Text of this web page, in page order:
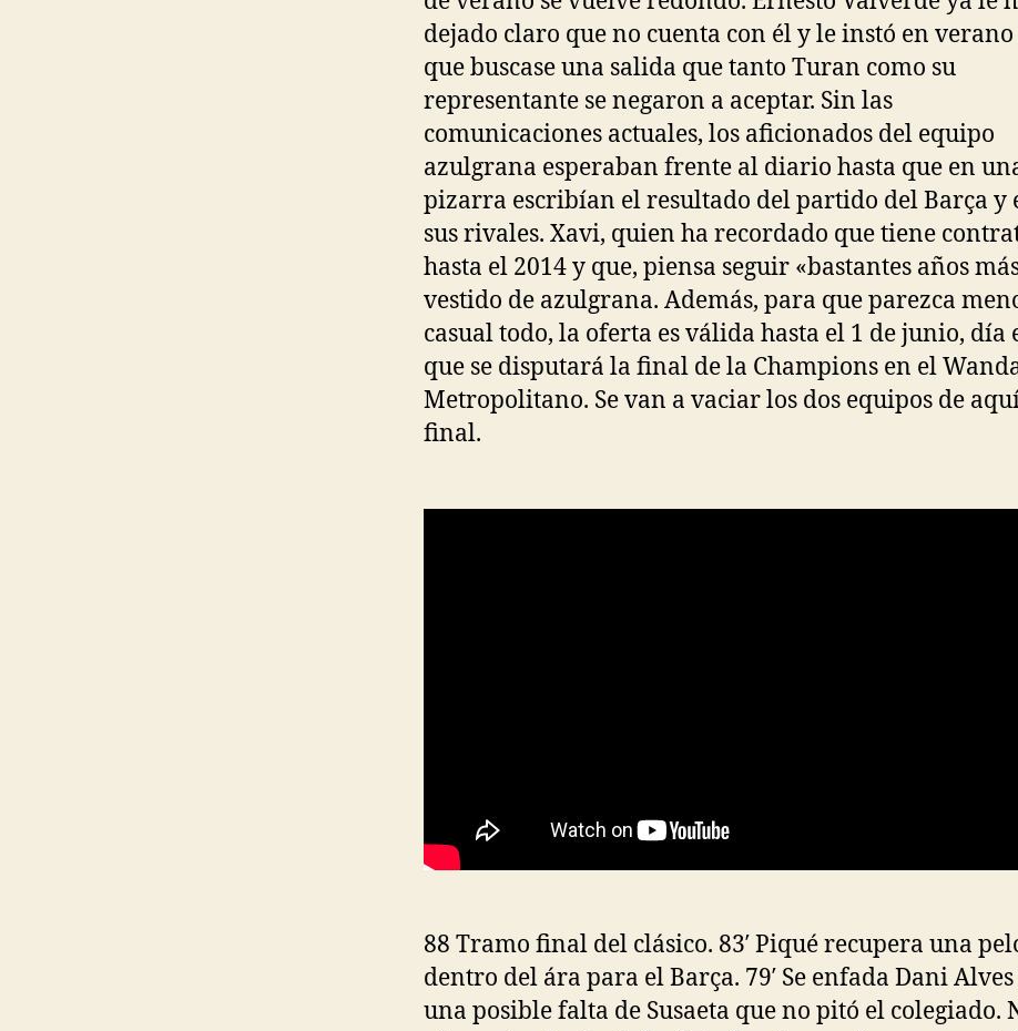
dejado claro que no cuenta con él y le instó en verano
que buscase una salida que tanto Turan como su
representante se negaron a aceptar. Sin las
comunicaciones actuales, los aficionados del equipo
azulgrana esperaban frente al diario hasta que en
pizarra escribían el resultado del partido del Barça y
sus rivales. Xavi, quien ha recordado que tiene
hasta el 2014 y que, piensa seguir «bastantes años
vestido de azulgrana. Además, para que parezca
casual todo, la oferta es válida hasta el 1 de junio, día
que se disputará la final de la Champions en el
Metropolitano. Se van a vaciar los dos equipos de
final.
88 Tramo final del clásico. 83′ Piqué recupera una
dentro del ára para el Barça. 79′ Se enfada Dani
una posible falta de Susaeta que no pitó el colegiado.